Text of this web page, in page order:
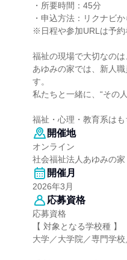
・所要時間：45分
・申込方法：リクナビ
※日程や参加URLは予約
福祉の現場で大切なのは
あゆみの家では、新人
す。
私たちと一緒に、“その
福祉・心理・教育系は
開催地
オンライン
社会福祉法人あゆみの家
開催月
2026年3月
応募資格
応募資格
【 対象となる学校種 】
大学／大学院／専門学